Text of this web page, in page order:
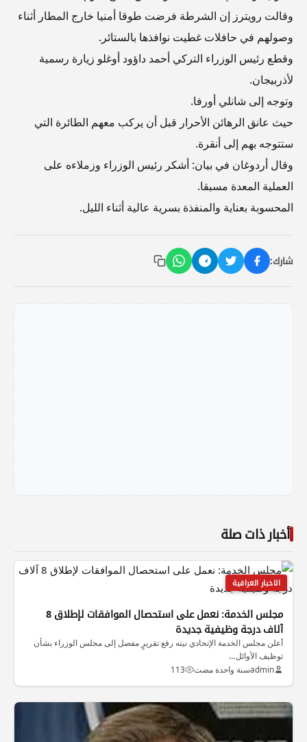
وقالت رويترز إن الشرطة فرضت طوقا أمنيا خارج المطار أثناء
وصولهم في حافلات غطيت نوافذها بالستائر.
وقطع رئيس الوزراء التركي أحمد داؤود أوغلو زيارة رسمية
لأذربيجان.
وتوجه إلى شانلي أورفا.
حيث عانق الرهائن الأحرار قبل أن يركب معهم الطائرة التي
ستتوجه بهم إلى أنقرة.
وقال أردوغان في بيان: أشكر رئيس الوزراء وزملاءه على
العملية المعدة مسبقا.
المحسوبة بعناية والمنفذة بسرية عالية أثناء الليل.
شارك:
أخبار ذات صلة
الاخبار العراقية
مجلس الخدمة: نعمل على استحصال الموافقات لإطلاق 8
آلاف درجة وظيفية جديدة
أعلن مجلس الخدمة الإتحادي نيته رفع تقريرٍ مفصل إلى مجلس الوزراء بشأن
توظيف الأوائل…
adminسنة واحدة مضت 113